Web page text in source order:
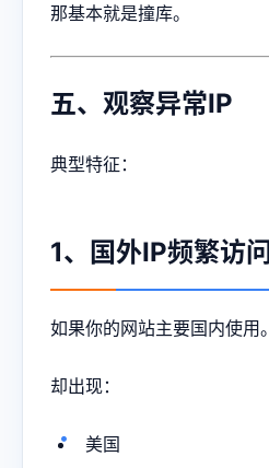
那基本就是撞库。
五、观察异常IP
典型特征：
1、国外IP频繁访问
如果你的网站主要国内使用。
却出现：
美国